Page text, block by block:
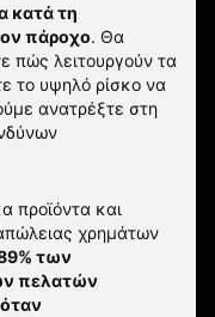
κατά τη
πάροχο. Θα
πώς λειτουργούν τα
το υψηλό ρίσκο να
ανατρέξτε στη
προϊόντα και
χρημάτων
των
πελατών